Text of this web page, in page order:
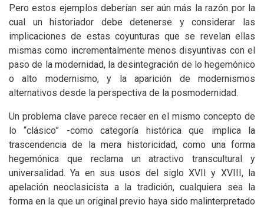
Pero estos ejemplos deberían ser aún más la razón por la
cual un historiador debe detenerse y considerar las
implicaciones de estas coyunturas que se revelan ellas
mismas como incrementalmente menos disyuntivas con el
paso de la modernidad, la desintegración de lo hegemónico
o alto modernismo, y la aparición de modernismos
alternativos desde la perspectiva de la posmodernidad.
Un problema clave parece recaer en el mismo concepto de
lo “clásico” -como categoría histórica que implica la
trascendencia de la mera historicidad, como una forma
hegemónica que reclama un atractivo transcultural y
universalidad. Ya en sus usos del sigloXVII y XVIII, la
apelación neoclasicista a la tradición, cualquiera sea la
forma en la que un original previo haya sido malinterpretado